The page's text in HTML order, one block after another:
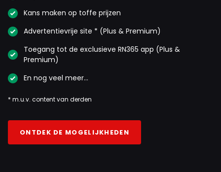
Kans maken op toffe prijzen
Advertentievrije site * (Plus & Premium)
Toegang tot de exclusieve RN365 app (Plus &
Premium)
En nog veel meer…
* m.u.v. content van derden
ONTDEK DE MOGELIJKHEDEN